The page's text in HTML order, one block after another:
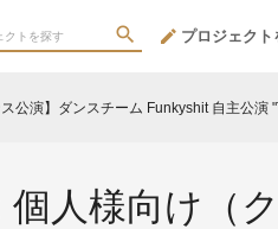
プロジェクト
ス公演】ダンスチーム Funkyshit 自主公演
個人様向け（